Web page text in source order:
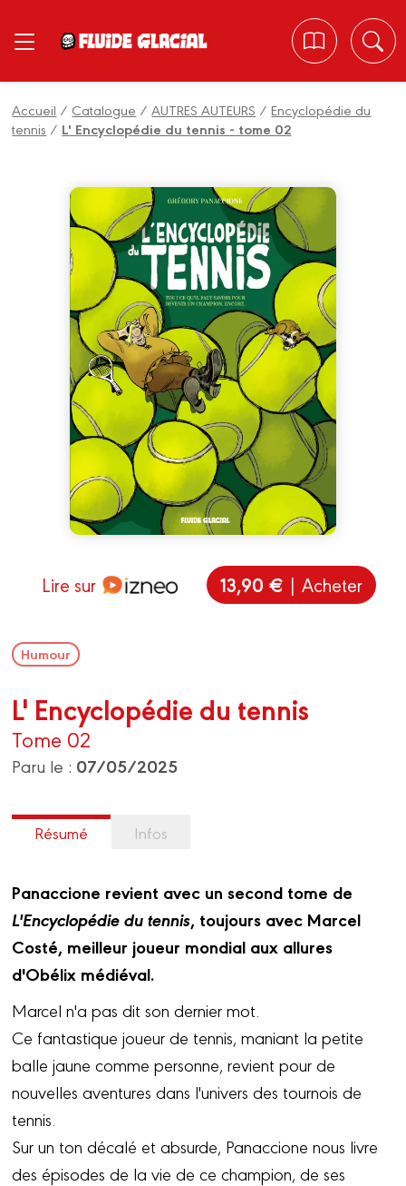
Accueil / Catalogue /AUTRES AUTEURS /Encyclopédie du
tennis / L' Encyclopédie du tennis - tome 02
Lire sur 13,90 € | Acheter
Humour
L' Encyclopédie du tennis
Tome 02
Paru le : 07/05/2025
Résumé Infos
Panaccione revient avec un second tome de
L'Encyclopédie du tennis, toujours avec Marcel
Costé, meilleur joueur mondial aux allures
d'Obélix médiéval.
Marcel n'a pas dit son dernier mot.
Ce fantastique joueur de tennis, maniant la petite
balle jaune comme personne, revient pour de
nouvelles aventures dans l'univers des tournois de
tennis.
Sur un ton décalé et absurde, Panaccione nous livre
des épisodes de la vie de ce champion, de ses